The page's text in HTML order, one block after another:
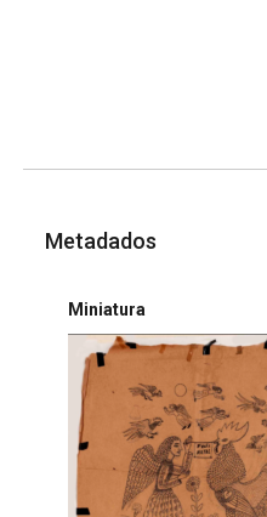
Metadados
Miniatura